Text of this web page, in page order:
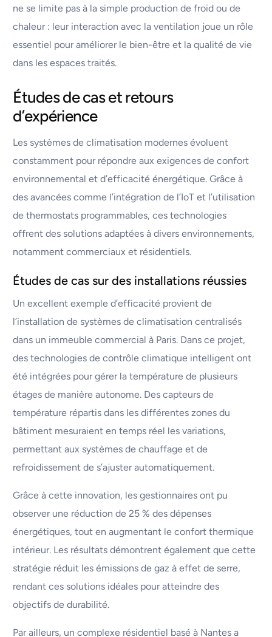
ne se limite pas à la simple production de froid ou de
chaleur : leur interaction avec la ventilation joue un rôle
essentiel pour améliorer le bien-être et la qualité de vie
dans les espaces traités.
Études de cas et retours
d’expérience
Les systèmes de climatisation modernes évoluent
constamment pour répondre aux exigences de confort
environnemental et d’efficacité énergétique. Grâce à
des avancées comme l’intégration de l’IoT et l’utilisation
de thermostats programmables, ces technologies
offrent des solutions adaptées à divers environnements,
notamment commerciaux et résidentiels.
Études de cas sur des installations réussies
Un excellent exemple d’efficacité provient de
l’installation de systèmes de climatisation centralisés
dans un immeuble commercial à Paris. Dans ce projet,
des technologies de contrôle climatique intelligent ont
été intégrées pour gérer la température de plusieurs
étages de manière autonome. Des capteurs de
température répartis dans les différentes zones du
bâtiment mesuraient en temps réel les variations,
permettant aux systèmes de chauffage et de
refroidissement de s’ajuster automatiquement.
Grâce à cette innovation, les gestionnaires ont pu
observer une réduction de 25 % des dépenses
énergétiques, tout en augmentant le confort thermique
intérieur. Les résultats démontrent également que cette
stratégie réduit les émissions de gaz à effet de serre,
rendant ces solutions idéales pour atteindre des
objectifs de durabilité.
Par ailleurs, un complexe résidentiel basé à Nantes a